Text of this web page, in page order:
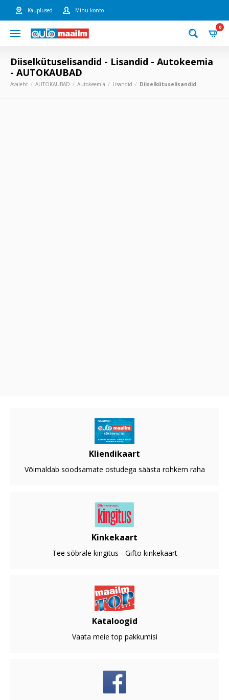
Kauplused Minu konto
0
Diiselkütuselisandid - Lisandid - Autokeemia
- AUTOKAUBAD
Avaleht AUTOKAUBAD Autokeemia Lisandid Diiselkütuselisandid
Kliendikaart
Võimaldab soodsamate ostudega säästa rohkem raha
Kinkekaart
Tee sõbrale kingitus - Gifto kinkekaart
Kataloogid
Vaata meie top pakkumisi